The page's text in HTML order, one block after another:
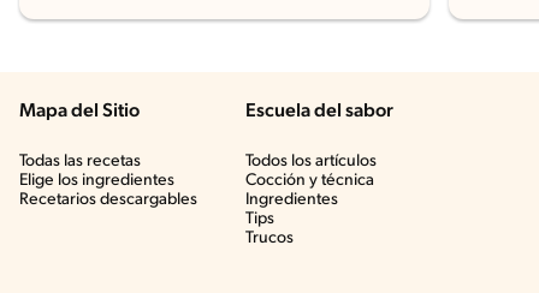
Mapa del Sitio
Todas las recetas
Elige los ingredientes
Recetarios descargables
Escuela del sabor
Todos los artículos
Cocción y técnica
Ingredientes
Tips
Trucos